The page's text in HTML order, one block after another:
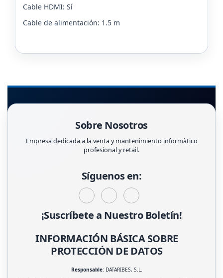
Cable HDMI: Sí
Cable de alimentación: 1.5 m
Sobre Nosotros
Empresa dedicada a la venta y mantenimiento informàtico
profesional y retail.
Síguenos en:
¡Suscríbete a Nuestro Boletín!
INFORMACIÓN BÁSICA SOBRE
PROTECCIÓN DE DATOS
Responsable: DATARIBES, S.L.